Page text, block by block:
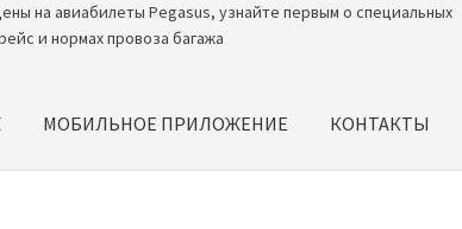
на авиабилеты Pegasus, узнайте первым о специальных
и нормах провоза багажа
МОБИЛЬНОЕ ПРИЛОЖЕНИЕ КОНТАКТЫ